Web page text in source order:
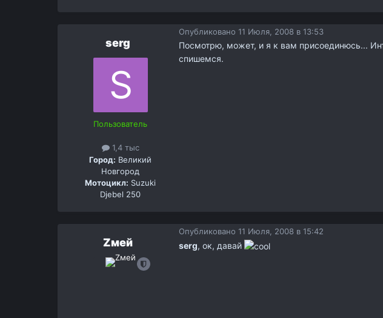
serg
Пользователь
1,4 тыс
Город: Великий
Новгород
Мотоцикл: Suzuki
Djebel 250
Опубликовано 11 Июля, 2008 в 13:53
Посмотрю, может, и я к вам присоединюсь...
спишемся.
Zмей
Опубликовано 11 Июля, 2008 в 15:42
serg, ок, давай